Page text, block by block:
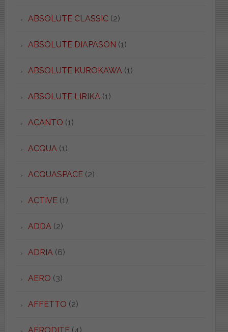
ABSOLUTE CLASSIC(2)
ABSOLUTE DIAPASON (1)
ABSOLUTE KUROKAWA (1)
ABSOLUTE LIRIKA (1)
ACANTO (1)
ACQUA (1)
ACQUASPACE(2)
ACTIVE(1)
ADDA (2)
ADRIA (6)
AERO (3)
AFFETTO (2)